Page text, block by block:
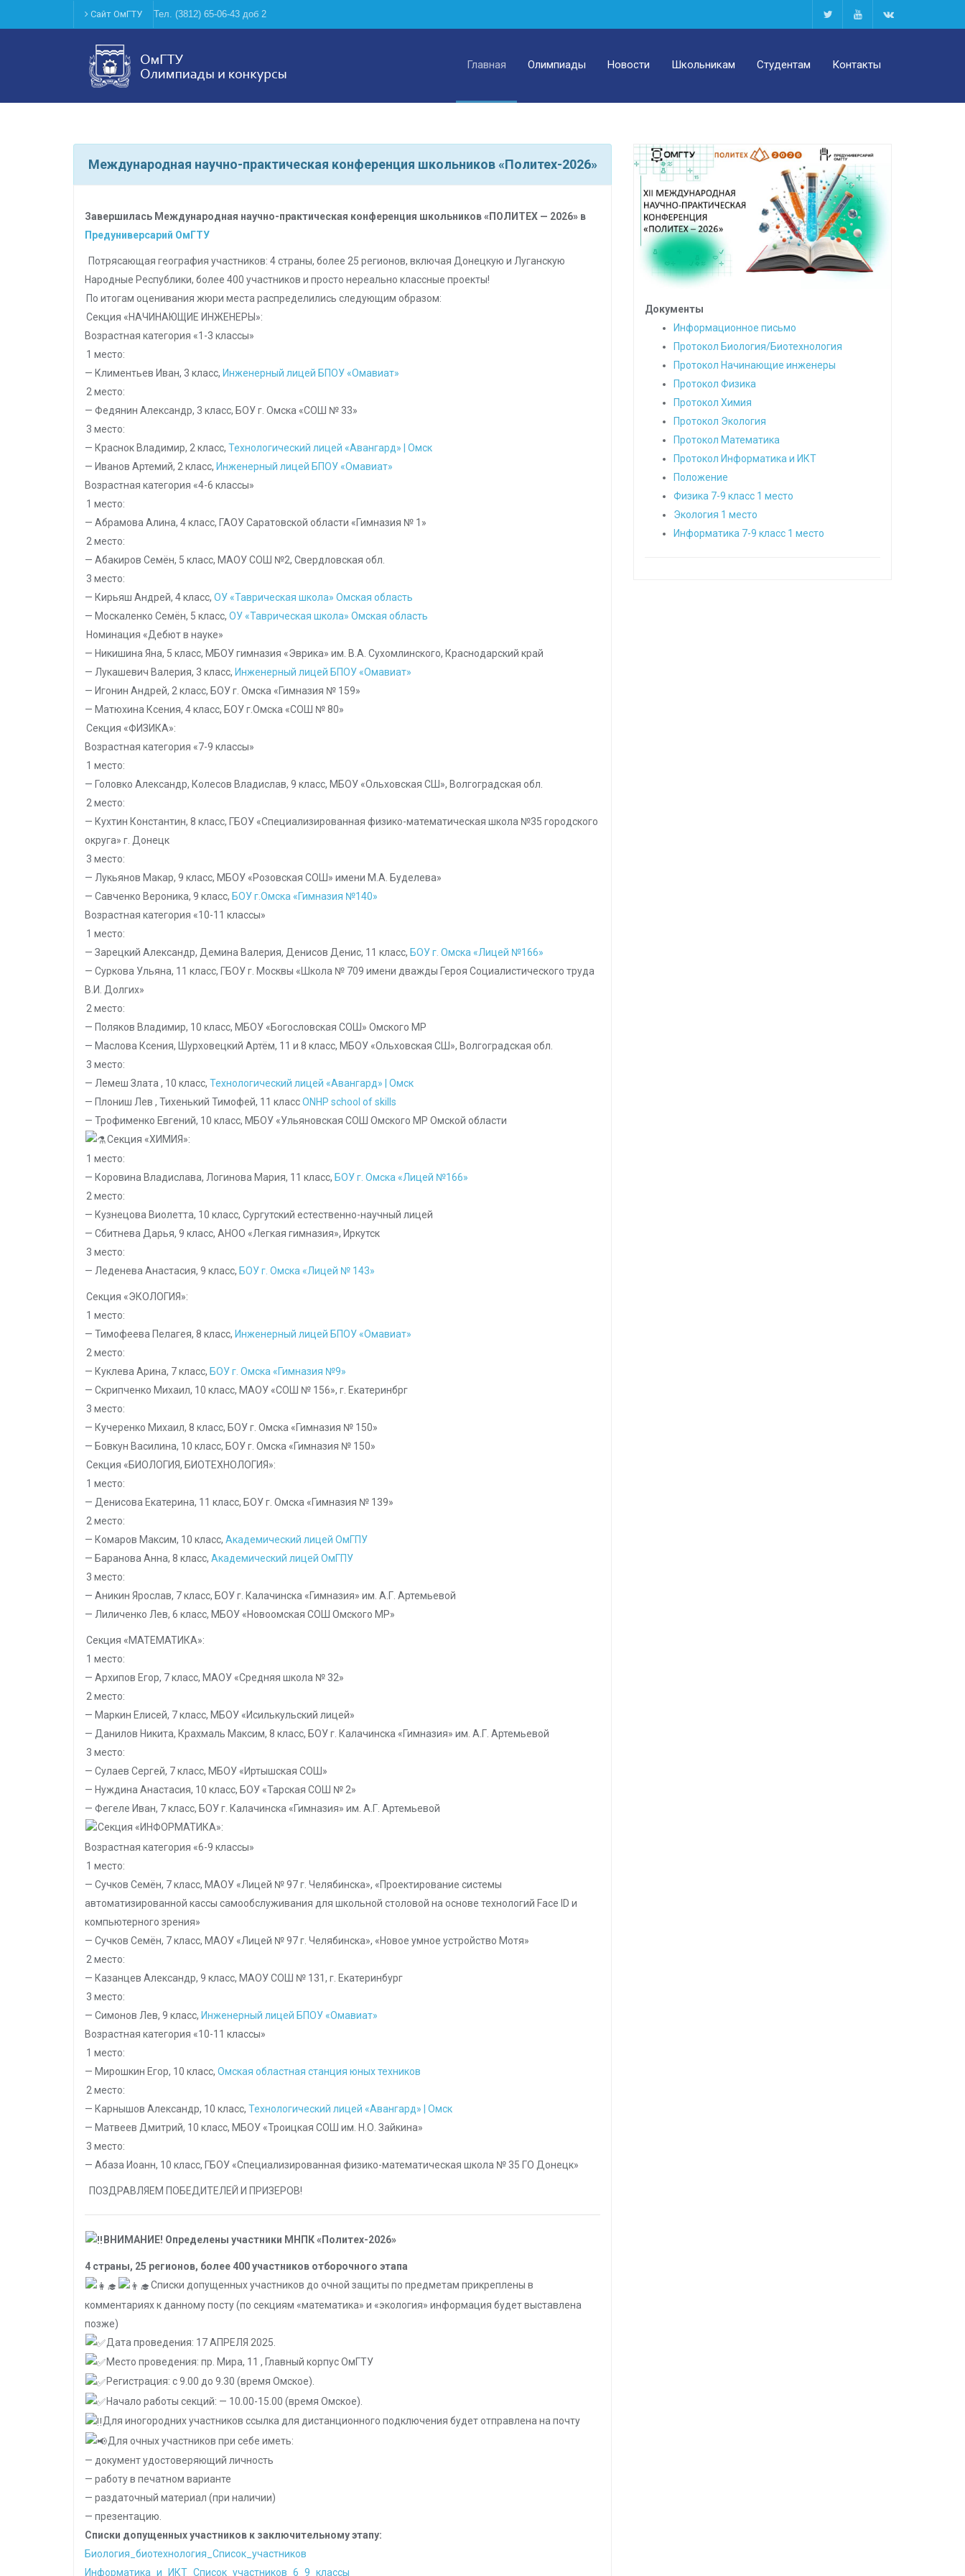
Сайт ОмГТУ Тел. (3812) 65-06-43 доб 2
Главная Олимпиады Новости Школьникам Студентам Контакты
Международная научно-практическая конференция школьников «Политех-2026»
Завершилась Международная научно-практическая конференция школьников «ПОЛИТЕХ — 2026» в
Предуниверсарий ОмГТУ
Потрясающая география участников: 4 страны, более 25 регионов, включая Донецкую и Луганскую
Народные Республики, более 400 участников и просто нереально классные проекты!
По итогам оценивания жюри места распределились следующим образом:
Секция «НАЧИНАЮЩИЕ ИНЖЕНЕРЫ»:
Возрастная категория «1-3 классы»
1 место:
— Климентьев Иван, 3 класс, Инженерный лицей БПОУ «Омавиат»
2 место:
— Федянин Александр, 3 класс, БОУ г. Омска «СОШ № 33»
3 место:
— Краснок Владимир, 2 класс, Технологический лицей «Авангард» | Омск
— Иванов Артемий, 2 класс, Инженерный лицей БПОУ «Омавиат»
Возрастная категория «4-6 классы»
1 место:
— Абрамова Алина, 4 класс, ГАОУ Саратовской области «Гимназия № 1»
2 место:
— Абакиров Семён, 5 класс, МАОУ СОШ №2, Свердловская обл.
3 место:
— Кирьяш Андрей, 4 класс, ОУ «Таврическая школа» Омская область
— Москаленко Семён, 5 класс, ОУ «Таврическая школа» Омская область
Номинация «Дебют в науке»
— Никишина Яна, 5 класс, МБОУ гимназия «Эврика» им. В.А. Сухомлинского, Краснодарский край
— Лукашевич Валерия, 3 класс, Инженерный лицей БПОУ «Омавиат»
— Игонин Андрей, 2 класс, БОУ г. Омска «Гимназия № 159»
— Матюхина Ксения, 4 класс, БОУ г.Омска «СОШ № 80»
Секция «ФИЗИКА»:
Возрастная категория «7-9 классы»
1 место:
— Головко Александр, Колесов Владислав, 9 класс, МБОУ «Ольховская СШ», Волгоградская обл.
2 место:
— Кухтин Константин, 8 класс, ГБОУ «Специализированная физико-математическая школа №35 городского
округа» г. Донецк
3 место:
— Лукьянов Макар, 9 класс, МБОУ «Розовская СОШ» имени М.А. Буделева»
— Савченко Вероника, 9 класс, БОУ г.Омска «Гимназия №140»
Возрастная категория «10-11 классы»
1 место:
— Зарецкий Александр, Демина Валерия, Денисов Денис, 11 класс, БОУ г. Омска «Лицей №166»
— Суркова Ульяна, 11 класс, ГБОУ г. Москвы «Школа № 709 имени дважды Героя Социалистического труда
В.И. Долгих»
2 место:
— Поляков Владимир, 10 класс, МБОУ «Богословская СОШ» Омского МР
— Маслова Ксения, Шурховецкий Артём, 11 и 8 класс, МБОУ «Ольховская СШ», Волгоградская обл.
3 место:
— Лемеш Злата , 10 класс, Технологический лицей «Авангард» | Омск
— Плониш Лев , Тихенький Тимофей, 11 классONHP school of skills
— Трофименко Евгений, 10 класс, МБОУ «Ульяновская СОШ Омского МР Омской области
Секция «ХИМИЯ»:
1 место:
— Коровина Владислава, Логинова Мария, 11 класс, БОУ г. Омска «Лицей №166»
2 место:
— Кузнецова Виолетта, 10 класс, Сургутский естественно-научный лицей
— Сбитнева Дарья, 9 класс, АНОО «Легкая гимназия», Иркутск
3 место:
— Леденева Анастасия, 9 класс, БОУ г. Омска «Лицей № 143»
Секция «ЭКОЛОГИЯ»:
1 место:
— Тимофеева Пелагея, 8 класс, Инженерный лицей БПОУ «Омавиат»
2 место:
— Куклева Арина, 7 класс, БОУ г. Омска «Гимназия №9»
— Скрипченко Михаил, 10 класс, МАОУ «СОШ № 156», г. Екатеринбрг
3 место:
— Кучеренко Михаил, 8 класс, БОУ г. Омска «Гимназия № 150»
— Бовкун Василина, 10 класс, БОУ г. Омска «Гимназия № 150»
Секция «БИОЛОГИЯ, БИОТЕХНОЛОГИЯ»:
1 место:
— Денисова Екатерина, 11 класс, БОУ г. Омска «Гимназия № 139»
2 место:
— Комаров Максим, 10 класс, Академический лицей ОмГПУ
— Баранова Анна, 8 класс, Академический лицей ОмГПУ
3 место:
— Аникин Ярослав, 7 класс, БОУ г. Калачинска «Гимназия» им. А.Г. Артемьевой
— Лиличенко Лев, 6 класс, МБОУ «Новоомская СОШ Омского МР»
Секция «МАТЕМАТИКА»:
1 место:
— Архипов Егор, 7 класс, МАОУ «Средняя школа № 32»
2 место:
— Маркин Елисей, 7 класс, МБОУ «Исилькульский лицей»
— Данилов Никита, Крахмаль Максим, 8 класс, БОУ г. Калачинска «Гимназия» им. А.Г. Артемьевой
3 место:
— Сулаев Сергей, 7 класс, МБОУ «Иртышская СОШ»
— Нуждина Анастасия, 10 класс, БОУ «Тарская СОШ № 2»
— Фегеле Иван, 7 класс, БОУ г. Калачинска «Гимназия» им. А.Г. Артемьевой
Секция «ИНФОРМАТИКА»:
Возрастная категория «6-9 классы»
1 место:
— Сучков Семён, 7 класс, МАОУ «Лицей № 97 г. Челябинска», «Проектирование системы
автоматизированной кассы самообслуживания для школьной столовой на основе технологий Face ID и
компьютерного зрения»
— Сучков Семён, 7 класс, МАОУ «Лицей № 97 г. Челябинска», «Новое умное устройство Мотя»
2 место:
— Казанцев Александр, 9 класс, МАОУ СОШ № 131, г. Екатеринбург
3 место:
— Симонов Лев, 9 класс, Инженерный лицей БПОУ «Омавиат»
Возрастная категория «10-11 классы»
1 место:
— Мирошкин Егор, 10 класс, Омская областная станция юных техников
2 место:
— Карнышов Александр, 10 класс, Технологический лицей «Авангард» | Омск
— Матвеев Дмитрий, 10 класс, МБОУ «Троицкая СОШ им. Н.О. Зайкина»
3 место:
— Абаза Иоанн, 10 класс, ГБОУ «Специализированная физико-математическая школа № 35 ГО Донецк»
ПОЗДРАВЛЯЕМ ПОБЕДИТЕЛЕЙ И ПРИЗЕРОВ!
ВНИМАНИЕ! Определены участники МНПК «Политех-2026»
4 страны, 25 регионов, более 400 участников отборочного этапа
Списки допущенных участников до очной защиты по предметам прикреплены в
комментариях к данному посту (по секциям «математика» и «экология» информация будет выставлена
позже)
Дата проведения: 17 АПРЕЛЯ 2025.
Место проведения: пр. Мира, 11 , Главный корпус ОмГТУ
Регистрация: с 9.00 до 9.30 (время Омское).
Начало работы секций: — 10.00-15.00 (время Омское).
Для иногородних участников ссылка для дистанционного подключения будет отправлена на почту
Для очных участников при себе иметь:
— документ удостоверяющий личность
— работу в печатном варианте
— раздаточный материал (при наличии)
— презентацию.
Списки допущенных участников к заключительному этапу:
Биология_биотехнология_Список_участников
Информатика_и_ИКТ_Список_участников_6_9_классы
Документы
Информационное письмо
Протокол Биология/Биотехнология
Протокол Начинающие инженеры
Протокол Физика
Протокол Химия
Протокол Экология
Протокол Математика
Протокол Информатика и ИКТ
Положение
Физика 7-9 класс 1 место
Экология 1 место
Информатика 7-9 класс 1 место